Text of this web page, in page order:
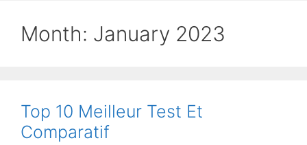
Month: January 2023
Top 10 Meilleur Test Et
Comparatif